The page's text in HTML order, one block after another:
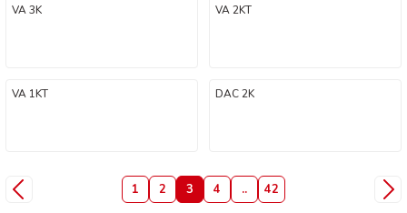
VA 3K VA 2KT
VA 1KT DAC 2K
1 2 3 4 .. 42